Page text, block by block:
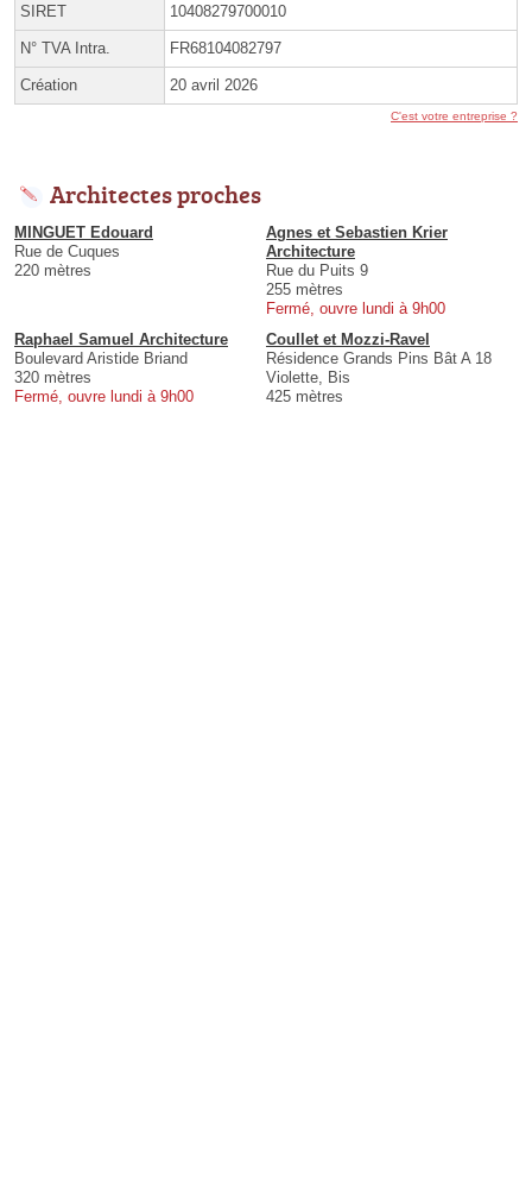
SIRET 10408279700010
N° TVA Intra. FR68104082797
Création 20 avril 2026
C'est votre entreprise ?
Architectes proches
MINGUET Edouard
Rue de Cuques
220 mètres
Agnes et Sebastien Krier
Architecture
Rue du Puits 9
255 mètres
Fermé, ouvre lundi à 9h00
Raphael Samuel Architecture
Boulevard Aristide Briand
320 mètres
Fermé, ouvre lundi à 9h00
Coullet et Mozzi-Ravel
Résidence Grands Pins Bât A 18
Violette, Bis
425 mètres